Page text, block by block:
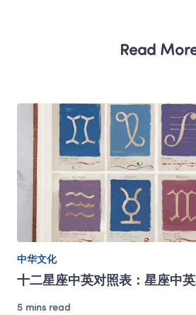
Read
中华文化
十二星座中英对照表：星座中
5 mins read